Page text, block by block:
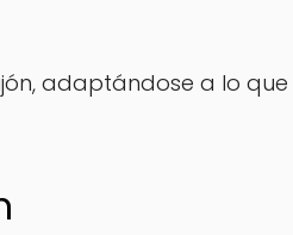
adaptándose a lo que